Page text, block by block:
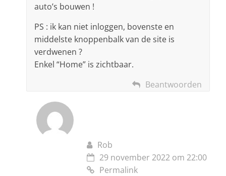
auto’s bouwen !
PS : ik kan niet inloggen, bovenste en
middelste knoppenbalk van de site is
verdwenen ?
Enkel “Home” is zichtbaar.
Beantwoorden
Rob
29 november 2022 om 22:00
Permalink